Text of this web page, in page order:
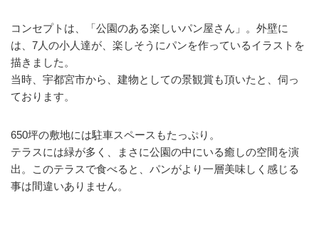
コンセプトは、「公園のある楽しいパン屋さん」。外壁に
は、7人の小人達が、楽しそうにパンを作っているイラストを
描きました。
当時、宇都宮市から、建物としての景観賞も頂いたと、伺っ
ております。
650坪の敷地には駐車スペースもたっぷり。
テラスには緑が多く、まさに公園の中にいる癒しの空間を演
出。このテラスで食べると、パンがより一層美味しく感じる
事は間違いありません。